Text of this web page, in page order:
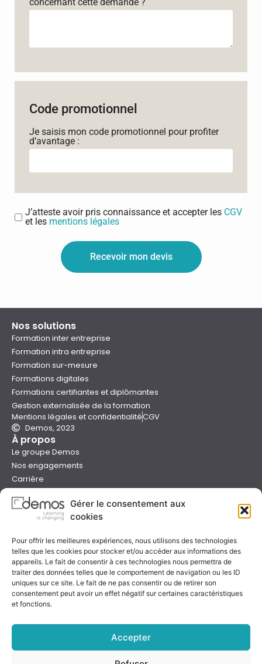
Gérer le consentement aux
cookies
Pour offrir les meilleures expériences, nous utilisons des technologies
telles que les cookies pour stocker et/ou accéder aux informations des
appareils. Le fait de consentir à ces technologies nous permettra de
traiter des données telles que le comportement de navigation ou les ID
uniques sur ce site. Le fait de ne pas consentir ou de retirer son
consentement peut avoir un effet négatif sur certaines caractéristiques
et fonctions.
Accepter
Code promotionnel
Je saisis mon code promotionnel pour profiter
d’avantage :
J’atteste avoir pris connaissance et accepter les CGV
et les mentions légales
Recevoir mon devis
Nos solutions
Formation inter entreprise
Formation intra entreprise
Formation sur-mesure
Formations digitales
Formations certifiantes et diplômantes
Gestion externalisée de la formation
Mentions légales et confidentialitéCGV
Demos, 2023
À propos
Le groupe Demos
Nos engagements
Carrière
Presse
Catalogues
Aide
Nous contacter
Nous trouver
Préparer sa formation
Sessions garanties
Qualité & certification